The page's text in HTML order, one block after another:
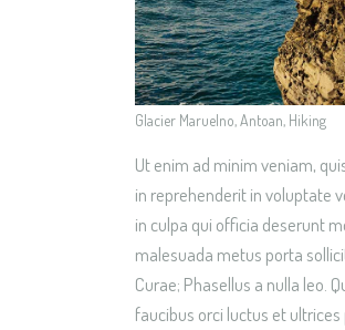
Glacier Maruelno, Antoan, Hiking
Ut enim ad minim veniam,
in reprehenderit in voluptate
in culpa qui officia deserunt
malesuada metus porta
Curae; Phasellus a nulla leo.
faucibus orci luctus et ultrices